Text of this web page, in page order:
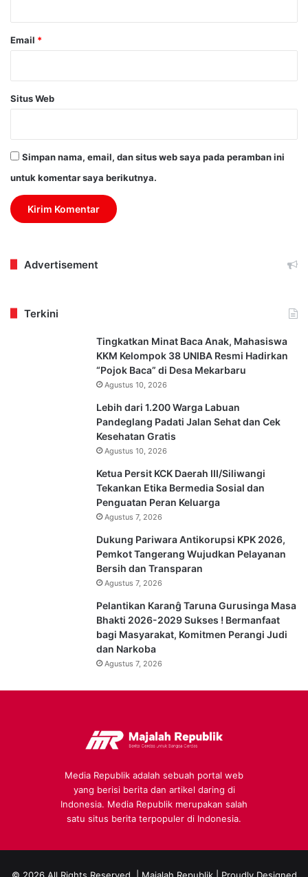
Email *
Situs Web
Simpan nama, email, dan situs web saya pada peramban ini
untuk komentar saya berikutnya.
Advertisement
Terkini
Tingkatkan Minat Baca Anak, Mahasiswa
KKM Kelompok 38 UNIBA Resmi Hadirkan
“Pojok Baca” di Desa Mekarbaru
Agustus 10, 2026
Lebih dari 1.200 Warga Labuan
Pandeglang Padati Jalan Sehat dan Cek
Kesehatan Gratis
Agustus 10, 2026
Ketua Persit KCK Daerah III/Siliwangi
Tekankan Etika Bermedia Sosial dan
Penguatan Peran Keluarga
Agustus 7, 2026
Dukung Pariwara Antikorupsi KPK 2026,
Pemkot Tangerang Wujudkan Pelayanan
Bersih dan Transparan
Agustus 7, 2026
Pelantikan Karanĝ Taruna Gurusinga Masa
Bhakti 2026-2029 Sukses ! Bermanfaat
bagi Masyarakat, Komitmen Perangi Judi
dan Narkoba
Agustus 7, 2026
Media Republik adalah sebuah portal web
yang berisi berita dan artikel daring di
Indonesia. Media Republik merupakan salah
satu situs berita terpopuler di Indonesia.